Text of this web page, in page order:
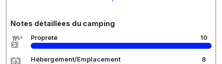
Notes détaillées du camping
Propreté 10
Hébergement/Emplacement 8